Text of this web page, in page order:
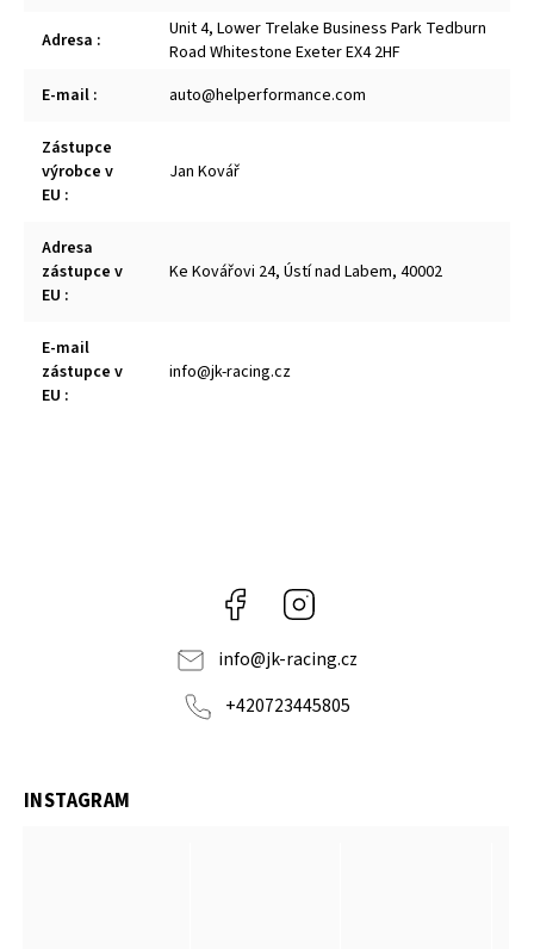
Adresa :
Unit 4, Lower Trelake Business Park Tedburn
Road Whitestone Exeter EX4 2HF
E-mail : auto@helperformance.com
Zástupce
výrobce v
EU :
Jan Kovář
Adresa
zástupce v
EU :
Ke Kovářovi 24, Ústí nad Labem, 40002
E-mail
zástupce v
EU :
info@jk-racing.cz
Facebook
info@jk-racing.cz
+420723445805
INSTAGRAM